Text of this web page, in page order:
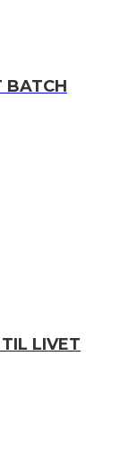
BATCH
LIVET